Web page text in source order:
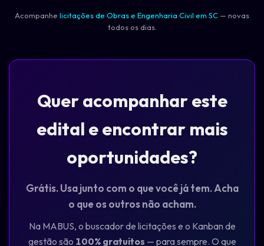
Acompanhe licitações de Obras e Engenharia Civil em SC — novas
todos os dias.
Quer acompanhar este
edital e encontrar mais
oportunidades?
Grátis. Usa junto com o que você já tem. Acha
o que os outros não acham.
Na MABUS, o buscador de licitações e o Kanban de
gestão são 100% gratuitos — para sempre. O que